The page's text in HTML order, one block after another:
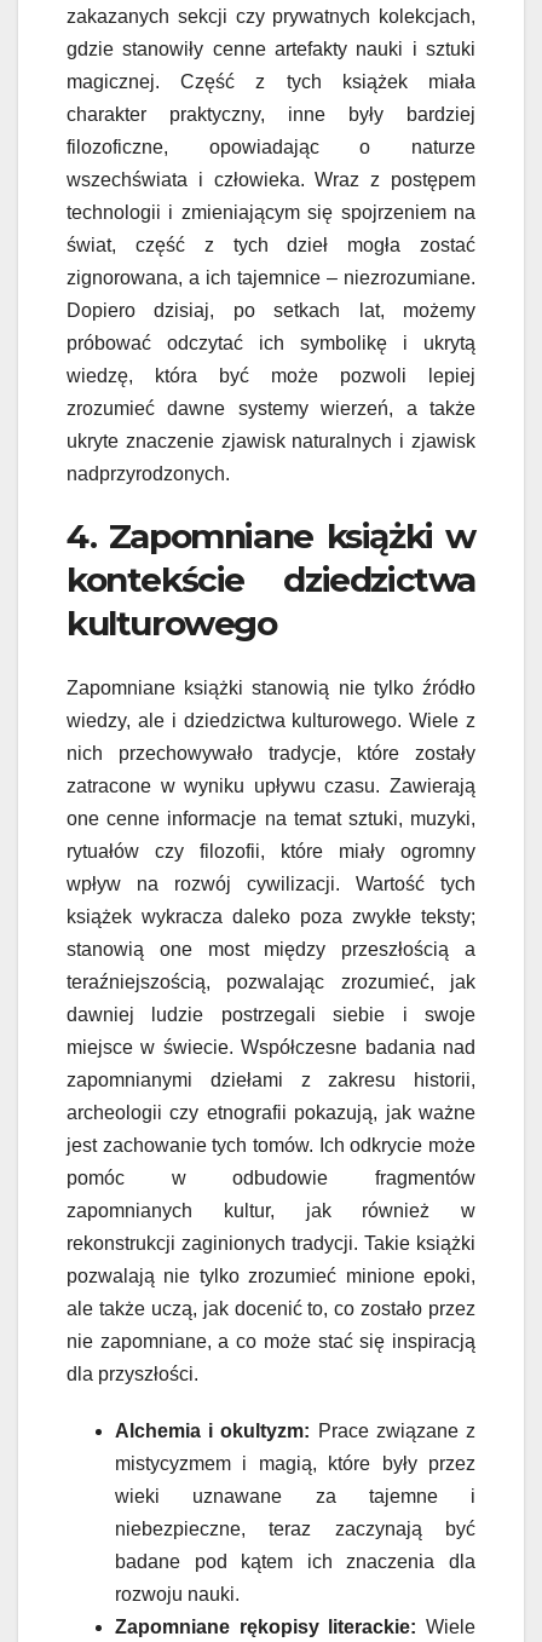
zakazanych sekcji czy prywatnych kolekcjach,
gdzie stanowiły cenne artefakty nauki i sztuki
magicznej. Część z tych książek miała
charakter praktyczny, inne były bardziej
filozoficzne, opowiadając o naturze
wszechświata i człowieka. Wraz z postępem
technologii i zmieniającym się spojrzeniem na
świat, część z tych dzieł mogła zostać
zignorowana, a ich tajemnice – niezrozumiane.
Dopiero dzisiaj, po setkach lat, możemy
próbować odczytać ich symbolikę i ukrytą
wiedzę, która być może pozwoli lepiej
zrozumieć dawne systemy wierzeń, a także
ukryte znaczenie zjawisk naturalnych i zjawisk
nadprzyrodzonych.
4. Zapomniane książki w
kontekście dziedzictwa
kulturowego
Zapomniane książki stanowią nie tylko źródło
wiedzy, ale i dziedzictwa kulturowego. Wiele z
nich przechowywało tradycje, które zostały
zatracone w wyniku upływu czasu. Zawierają
one cenne informacje na temat sztuki, muzyki,
rytuałów czy filozofii, które miały ogromny
wpływ na rozwój cywilizacji. Wartość tych
książek wykracza daleko poza zwykłe teksty;
stanowią one most między przeszłością a
teraźniejszością, pozwalając zrozumieć, jak
dawniej ludzie postrzegali siebie i swoje
miejsce w świecie. Współczesne badania nad
zapomnianymi dziełami z zakresu historii,
archeologii czy etnografii pokazują, jak ważne
jest zachowanie tych tomów. Ich odkrycie może
pomóc w odbudowie fragmentów
zapomnianych kultur, jak również w
rekonstrukcji zaginionych tradycji. Takie książki
pozwalają nie tylko zrozumieć minione epoki,
ale także uczą, jak docenić to, co zostało przez
nie zapomniane, a co może stać się inspiracją
dla przyszłości.
Alchemia i okultyzm: Prace związane z
mistycyzmem i magią, które były przez
wieki uznawane za tajemne i
niebezpieczne, teraz zaczynają być
badane pod kątem ich znaczenia dla
rozwoju nauki.
Zapomniane rękopisy literackie: Wiele